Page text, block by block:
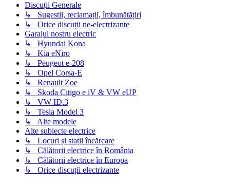
Discuții Generale
↳ Sugestii, reclamații, îmbunătățiri
↳ Orice discuții ne-electrizante
Garajul nostru electric
↳ Hyundai Kona
↳ Kia eNiro
↳ Peugeot e-208
↳ Opel Corsa-E
↳ Renault Zoe
↳ Skoda Citigo e iV & VW eUP
↳ VW ID.3
↳ Tesla Model 3
↳ Alte modele
Alte subiecte electrice
↳ Locuri și stații încărcare
↳ Călătorii electrice în România
↳ Călătorii electrice în Europa
↳ Orice discuții electrizante